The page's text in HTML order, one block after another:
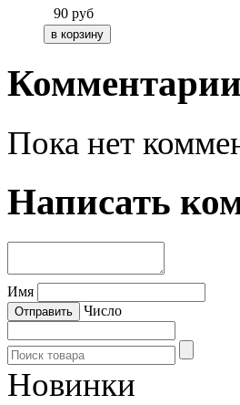
90 руб
Комментарии
Пока нет
Написать
Имя
Число
Новинки